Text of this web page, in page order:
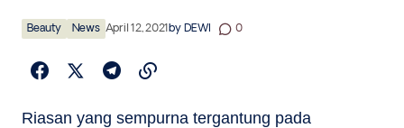
Beauty News April 12, 2021by DEWI 0
Riasan yang sempurna tergantung pada